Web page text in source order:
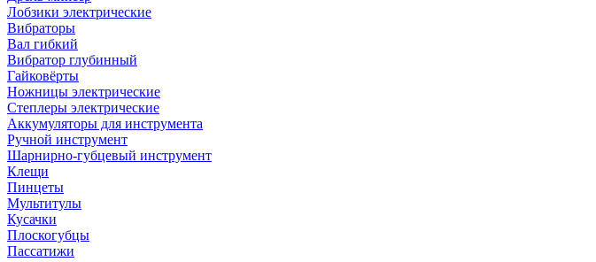
Лобзики электрические
Вибраторы
Вал гибкий
Вибратор глубинный
Гайковёрты
Ножницы электрические
Степлеры электрические
Аккумуляторы для инструмента
Ручной инструмент
Шарнирно-губцевый инструмент
Клещи
Пинцеты
Мультитулы
Кусачки
Плоскогубцы
Пассатижи